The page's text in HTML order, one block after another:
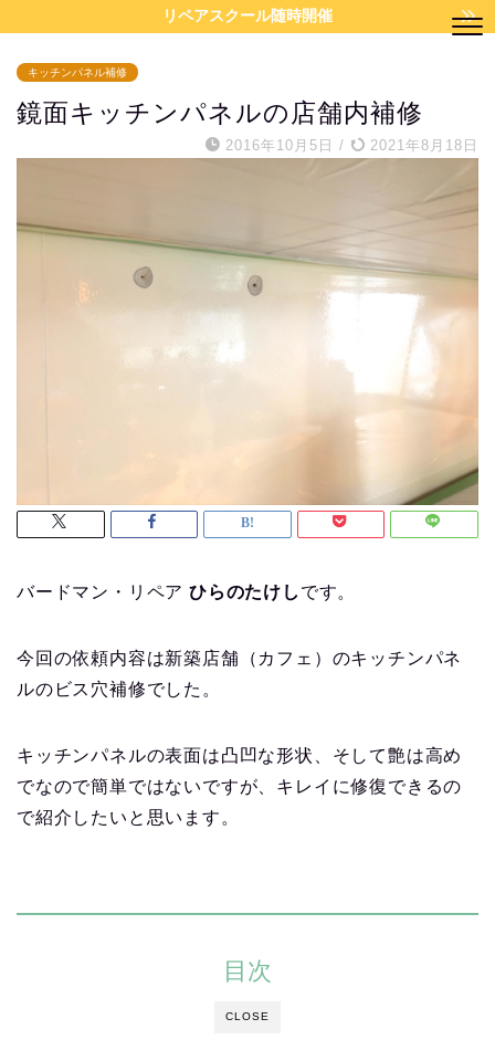
リペアスクール随時開催
キッチンパネル補修
鏡面キッチンパネルの店舗内補修
2016年10月5日 / 2021年8月18日
バードマン・リペア ひらのたけし です。
今回の依頼内容は新築店舗（カフェ）のキッチンパネ
ルのビス穴補修でした。
キッチンパネルの表面は凸凹な形状、そして艶は高め
でなので簡単ではないですが、キレイに修復できるの
で紹介したいと思います。
CLOSE
目次